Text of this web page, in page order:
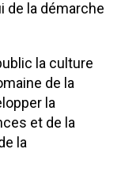
de la démarche
la culture
de la
la
et de la
la